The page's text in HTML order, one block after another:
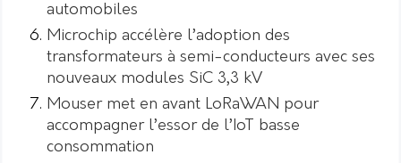
automobiles
Microchip accélère l’adoption des
transformateurs à semi-conducteurs avec ses
nouveaux modules SiC 3,3 kV
Mouser met en avant LoRaWAN pour
accompagner l’essor de l’IoT basse
consommation